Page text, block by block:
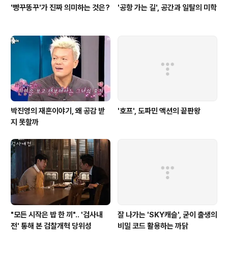
'빵꾸똥꾸'가 진짜 의미하는 것은? '공항 가는 길', 공간과 일탈의 미학
박진영의 재혼이야기, 왜 공감 받
지 못할까
'호프', 도파민 액션의 끝판왕
"모든 시작은 밥 한 끼".. '검사내
전' 통해 본 검찰개혁 당위성
잘 나가는 'SKY캐슬', 굳이 출생의
비밀 코드 활용하는 까닭